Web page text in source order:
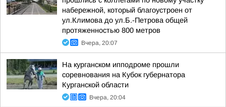
набережной, который благоустроен от
ул.Климова до ул.Б.-Петрова общей
протяженностью 800 метров
Вчера, 20:07
На курганском ипподроме прошли
соревнования на Кубок губернатора
Курганской области
Вчера, 20:04